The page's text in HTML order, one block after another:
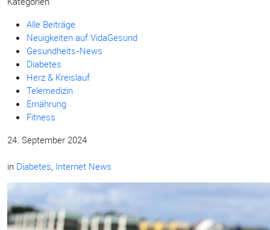
Alle Beiträge
Neuigkeiten auf VidaGesund
Gesundheits-News
Diabetes
Herz & Kreislauf
Telemedizin
Ernährung
Fitness
24. September 2024
in Diabetes, Internet News